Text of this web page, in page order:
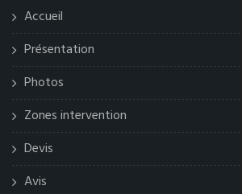
Accueil
Présentation
Photos
Zones intervention
Devis
Avis